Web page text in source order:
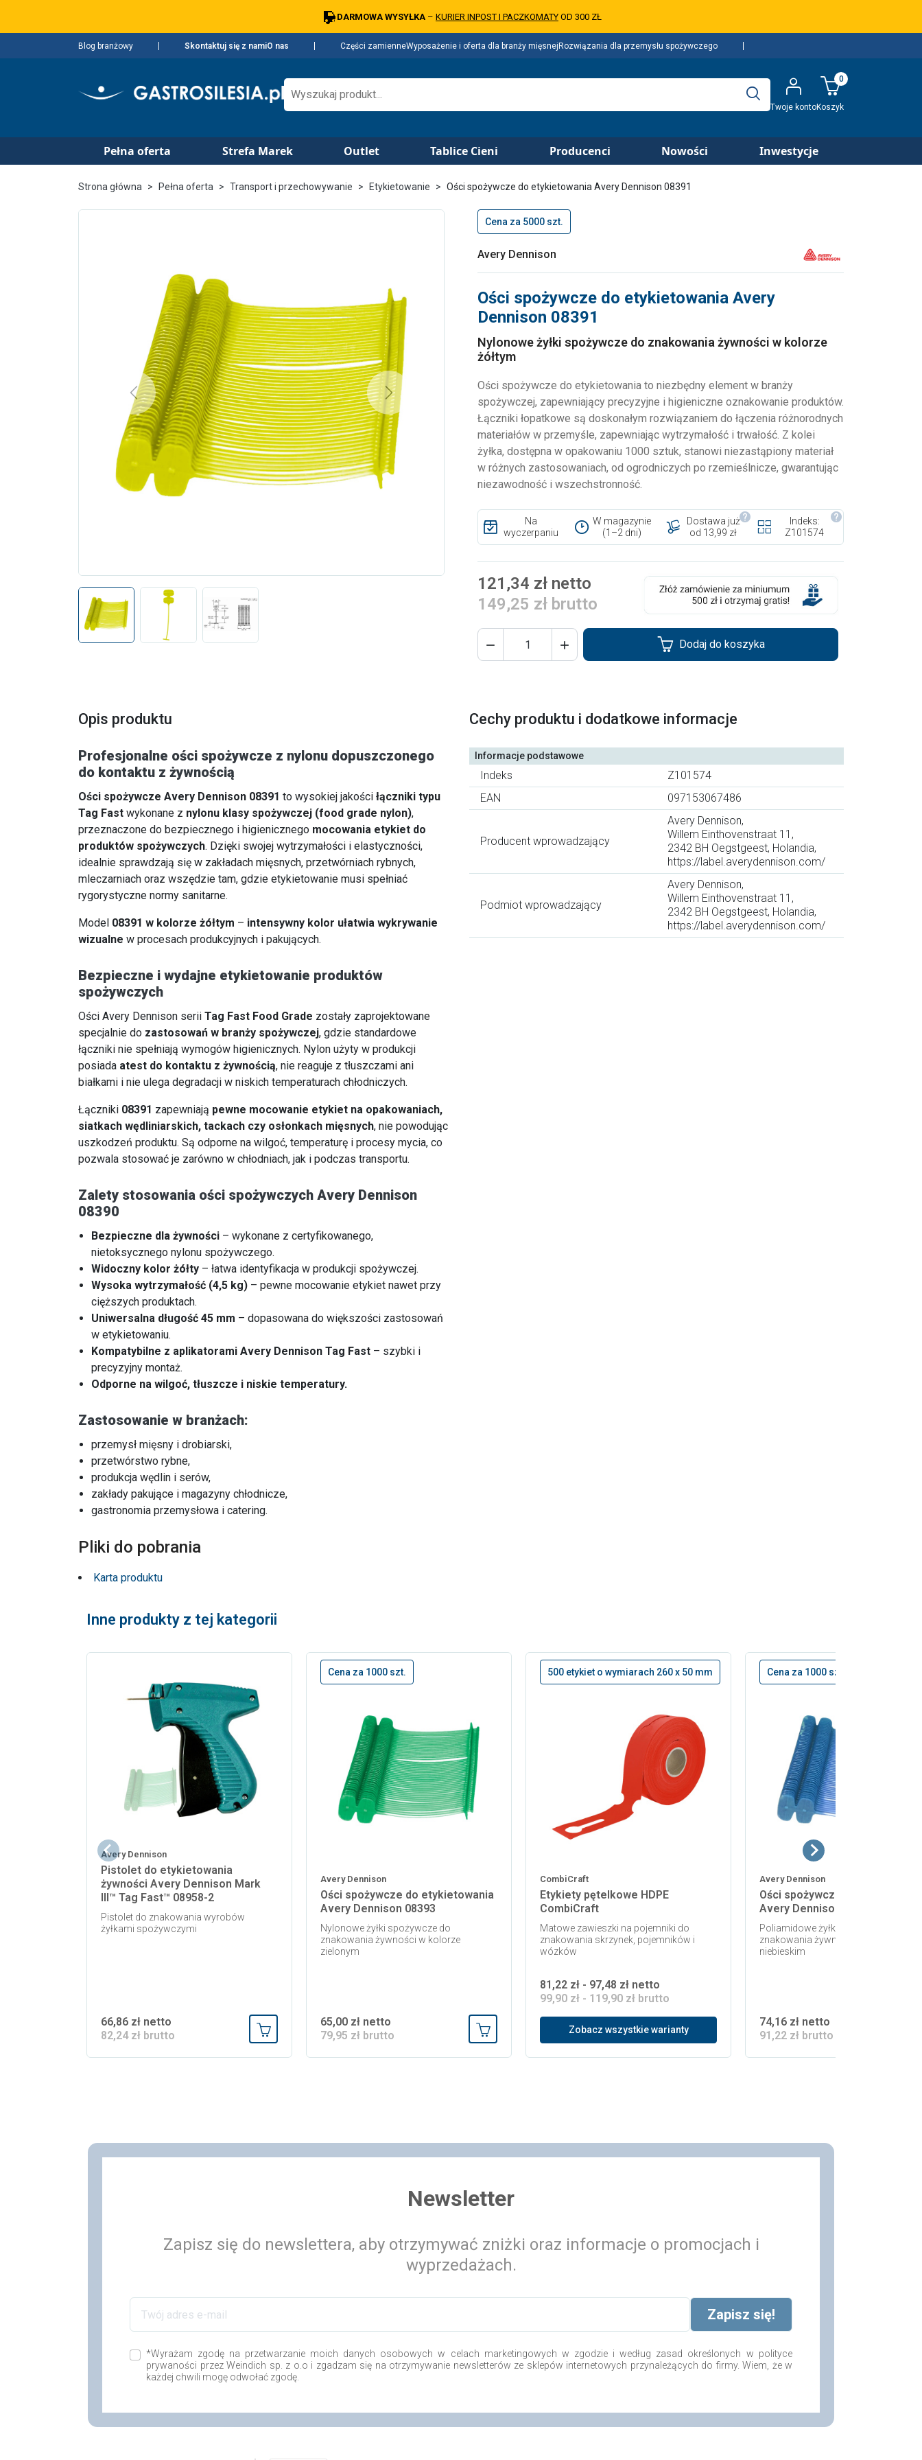
DARMOWA WYSYŁKA – KURIER INPOST I PACZKOMATY OD 300 ZŁ
Blog branżowy Skontaktuj się z namiO nas Części zamienneWyposażenie i oferta dla branży mięsnejRozwiązania dla przemysłu spożywczego
Twoje kontoKoszyk
0
Pełna oferta Strefa Marek Outlet Tablice Cieni Producenci Nowości Inwestycje
Strona główna Pełna oferta Transport i przechowywanie Etykietowanie Ości spożywcze do etykietowania Avery Dennison 08391
Previous Next
Cena za 5000 szt.
Avery Dennison
Ości spożywcze do etykietowania Avery
Dennison 08391
Nylonowe żyłki spożywcze do znakowania żywności w kolorze
żółtym
Ości spożywcze do etykietowania to niezbędny element w branży
spożywczej, zapewniający precyzyjne i higieniczne oznakowanie produktów.
Łączniki łopatkowe są doskonałym rozwiązaniem do łączenia różnorodnych
materiałów w przemyśle, zapewniając wytrzymałość i trwałość. Z kolei
żyłka, dostępna w opakowaniu 1000 sztuk, stanowi niezastąpiony materiał
w różnych zastosowaniach, od ogrodniczych po rzemieślnicze, gwarantując
niezawodność i wszechstronność.
Na
wyczerpaniu
W magazynie
(1–2 dni)
Dostawa już
od 13,99 zł
Indeks:
Z101574
121,34 zł netto
149,25 zł brutto
  Dodaj do koszyka
Opis produktu
Profesjonalne ości spożywcze z nylonu dopuszczonego
do kontaktu z żywnością
Ości spożywcze Avery Dennison 08391 to wysokiej jakości łączniki typu
Tag Fast wykonane z nylonu klasy spożywczej (food grade nylon),
przeznaczone do bezpiecznego i higienicznego mocowania etykiet do
produktów spożywczych. Dzięki swojej wytrzymałości i elastyczności,
idealnie sprawdzają się w zakładach mięsnych, przetwórniach rybnych,
mleczarniach oraz wszędzie tam, gdzie etykietowanie musi spełniać
rygorystyczne normy sanitarne.
Model 08391 w kolorze żółtym – intensywny kolor ułatwia wykrywanie
wizualne w procesach produkcyjnych i pakujących.
Bezpieczne i wydajne etykietowanie produktów
spożywczych
Ości Avery Dennison serii Tag Fast Food Grade zostały zaprojektowane
specjalnie do zastosowań w branży spożywczej, gdzie standardowe
łączniki nie spełniają wymogów higienicznych. Nylon użyty w produkcji
posiada atest do kontaktu z żywnością, nie reaguje z tłuszczami ani
białkami i nie ulega degradacji w niskich temperaturach chłodniczych.
Łączniki 08391 zapewniają pewne mocowanie etykiet na opakowaniach,
siatkach wędliniarskich, tackach czy osłonkach mięsnych, nie powodując
uszkodzeń produktu. Są odporne na wilgoć, temperaturę i procesy mycia, co
pozwala stosować je zarówno w chłodniach, jak i podczas transportu.
Zalety stosowania ości spożywczych Avery Dennison
08390
Bezpieczne dla żywności – wykonane z certyfikowanego,
nietoksycznego nylonu spożywczego.
Widoczny kolor żółty – łatwa identyfikacja w produkcji spożywczej.
Wysoka wytrzymałość (4,5 kg) – pewne mocowanie etykiet nawet przy
cięższych produktach.
Uniwersalna długość 45 mm – dopasowana do większości zastosowań
w etykietowaniu.
Kompatybilne z aplikatorami Avery Dennison Tag Fast – szybki i
precyzyjny montaż.
Odporne na wilgoć, tłuszcze i niskie temperatury.
Zastosowanie w branżach:
przemysł mięsny i drobiarski,
przetwórstwo rybne,
produkcja wędlin i serów,
zakłady pakujące i magazyny chłodnicze,
gastronomia przemysłowa i catering.
Cechy produktu i dodatkowe informacje
Informacje podstawowe
Indeks
Z101574
EAN
097153067486
Producent wprowadzający
Avery Dennison,
Willem Einthovenstraat 11,
2342 BH Oegstgeest, Holandia,
https://label.averydennison.com/
Podmiot wprowadzający
Avery Dennison,
Willem Einthovenstraat 11,
2342 BH Oegstgeest, Holandia,
https://label.averydennison.com/
Pliki do pobrania
Karta produktu
Inne produkty z tej kategorii
Avery Dennison
Pistolet do etykietowania
żywności Avery Dennison Mark
III™ Tag Fast™ 08958-2
Pistolet do znakowania wyrobów
żyłkami spożywczymi
66,86 zł netto
82,24 zł brutto
Cena za 1000 szt.
Avery Dennison
Ości spożywcze do etykietowania
Avery Dennison 08393
Nylonowe żyłki spożywcze do
znakowania żywności w kolorze
zielonym
65,00 zł netto
79,95 zł brutto
500 etykiet o wymiarach 260 x 50 mm
CombiCraft
Etykiety pętelkowe HDPE
CombiCraft
Matowe zawieszki na pojemniki do
znakowania skrzynek, pojemników i
wózków
81,22 zł - 97,48 zł netto
99,90 zł - 119,90 zł brutto
Zobacz wszystkie warianty
Cena za 1000 szt.
Avery Dennison
Ości spożywcze do
Avery Dennison 08390
Poliamidowe żyłki spożywcze do
znakowania żywności w kolorze
niebieskim
74,16 zł netto
91,22 zł brutto
Newsletter
Zapisz się do newslettera, aby otrzymywać zniżki oraz informacje o promocjach i
wyprzedażach.
*Wyrażam zgodę na przetwarzanie moich danych osobowych w celach marketingowych w zgodzie i według zasad określonych w polityce
prywaności przez Weindich sp. z o.o i zgadzam się na otrzymywanie newsletterów ze sklepów internetowych przynależących do firmy. Wiem, że w
każdej chwili mogę odwołać zgodę.